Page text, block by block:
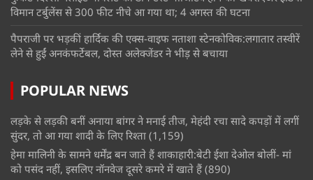
विमान टर्बुलेंस से 300 फीट नीचे आ गया था; 4 अगस्त की घटना
पैपराजी पर भड़कीं हार्दिक की एक्स-वाइफ नताशा स्टेनकोविक:लगातार तस्वीरें
लेने से हुईं अनकंफर्टेबल, दोस्त अलेक्जेंडर ने भीड़ से बचाया
POPULAR NEWS
लड़के से लड़की बनीं अनाया बांगर ने मनाई तीज, मेहंदी रचा सादे कपड़ों में लगीं
सुंदर, तो आ गया शादी के लिए रिश्ता (1,159)
हेमा मालिनी के सामने धर्मेंद्र बन जाते हैं शाकाहारी:बेटी ईशा देओल बोलीं- मां
को पसंद नहीं, इसलिए नॉनवेज दूसरे कमरे में खाते हैं (890)